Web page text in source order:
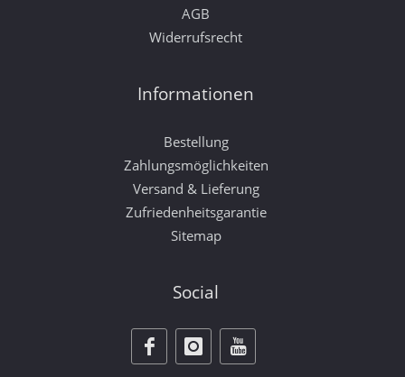
AGB
Widerrufsrecht
Informationen
Bestellung
Zahlungsmöglichkeiten
Versand & Lieferung
Zufriedenheitsgarantie
Sitemap
Social